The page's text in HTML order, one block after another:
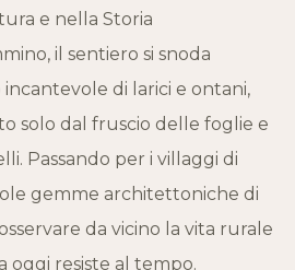
e nella Storia
il sentiero si snoda
di larici e ontani,
solo dal fruscio delle foglie e
Passando per i villaggi di
gemme architettoniche di
da vicino la vita rurale
oggi resiste al tempo.